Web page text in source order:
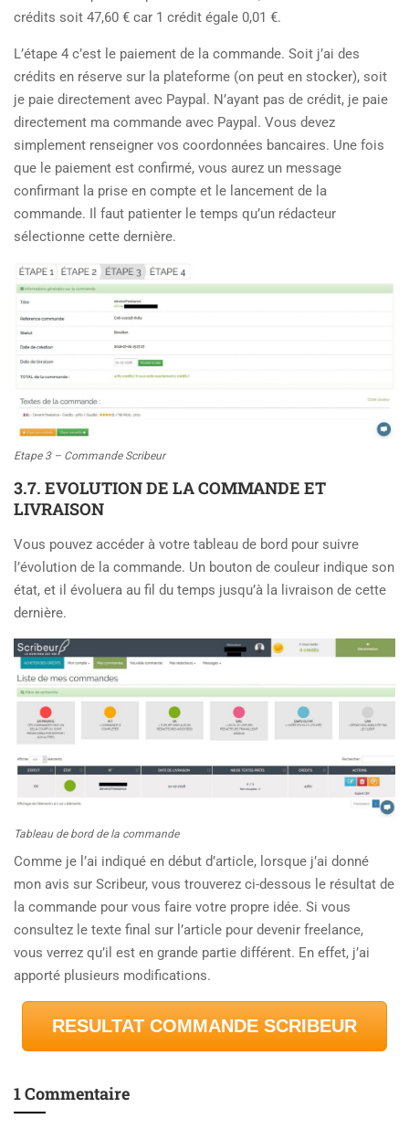
crédits soit 47,60 € car 1 crédit égale 0,01 €.
L’étape 4 c’est le paiement de la commande. Soit j’ai des
crédits en réserve sur la plateforme (on peut en stocker), soit
je paie directement avec Paypal. N’ayant pas de crédit, je paie
directement ma commande avec Paypal. Vous devez
simplement renseigner vos coordonnées bancaires. Une fois
que le paiement est confirmé, vous aurez un message
confirmant la prise en compte et le lancement de la
commande. Il faut patienter le temps qu’un rédacteur
sélectionne cette dernière.
Etape 3 – Commande Scribeur
3.7. EVOLUTION DE LA COMMANDE ET
LIVRAISON
Vous pouvez accéder à votre tableau de bord pour suivre
l’évolution de la commande. Un bouton de couleur indique son
état, et il évoluera au fil du temps jusqu’à la livraison de cette
dernière.
Tableau de bord de la commande
Comme je l’ai indiqué en début d’article, lorsque j’ai donné
mon avis sur Scribeur, vous trouverez ci-dessous le résultat de
la commande pour vous faire votre propre idée. Si vous
consultez le texte final sur l’article pour devenir freelance,
vous verrez qu’il est en grande partie différent. En effet, j’ai
apporté plusieurs modifications.
RESULTAT COMMANDE SCRIBEUR
1 Commentaire